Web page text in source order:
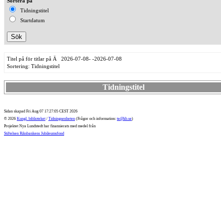
Tidningstitel
Startdatum
Titel på för titlar på Ä 2026-07-08- -2026-07-08
Sortering: Tidningstitel
Tidningstitel
Sidan skapad Fri Aug 07 17:27:05 CEST 2026
© 2026 Kungl. biblioteket / Tidningsenheten (Frågor och information: te@kb.se)
Projektet Nya Lundstedt har finansierats med medel från
Stiftelsen Riksbankens Jubileumsfond